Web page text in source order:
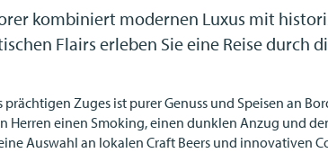
kombiniert modernen Luxus mit
Flairs erleben Sie eine Reise durch
prächtigen Zuges ist purer Genuss und Speisen an
Herren einen Smoking, einen dunklen Anzug und
Auswahl an lokalen Craft Beers und innovativen